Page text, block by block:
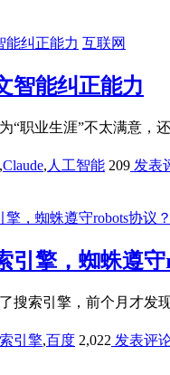
互联网
智能纠正能力
“职业生涯”不太满意，
,Claude, 人工智能 209 发表
引擎，蜘蛛遵守
搜索引擎，前个月才发
引擎,百度 2,022 发表评